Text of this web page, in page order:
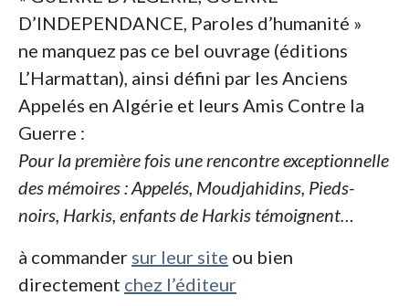
D’INDEPENDANCE, Paroles d’humanité »
ne manquez pas ce bel ouvrage (éditions
L’Harmattan), ainsi défini par les Anciens
Appelés en Algérie et leurs Amis Contre la
Guerre :
Pour la première fois une rencontre exceptionnelle
des mémoires : Appelés, Moudjahidins, Pieds-
noirs, Harkis, enfants de Harkis témoignent…
à commander sur leur site ou bien
directement chez l’éditeur